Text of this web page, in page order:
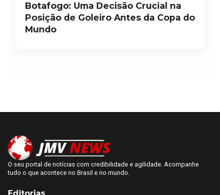
Botafogo: Uma Decisão Crucial na
Posição de Goleiro Antes da Copa do
Mundo
O seu portal de notícias com credibilidade e agilidade. Acompanhe
tudo o que acontece no Brasil e no mundo.